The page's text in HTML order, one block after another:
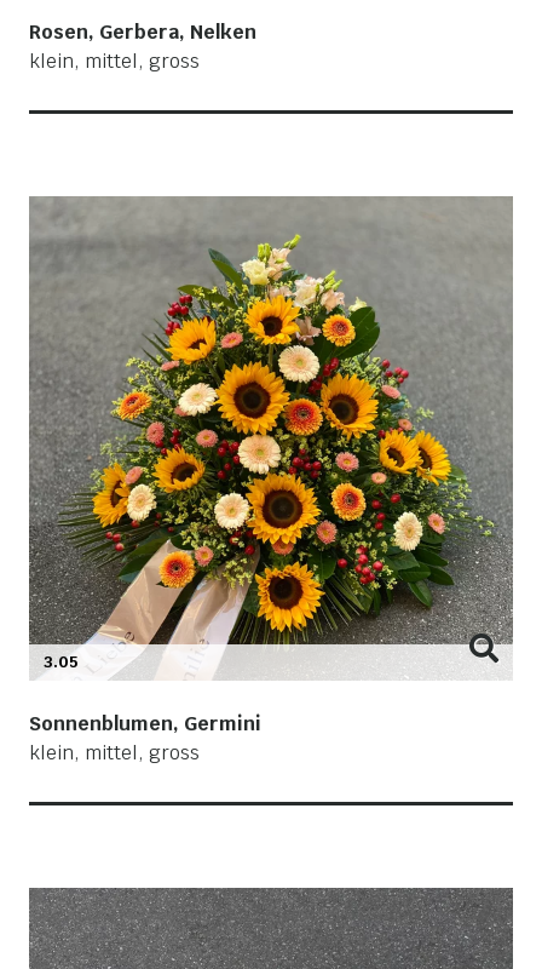
Rosen, Gerbera, Nelken
klein, mittel, gross
3.05
Sonnenblumen, Germini
klein, mittel, gross